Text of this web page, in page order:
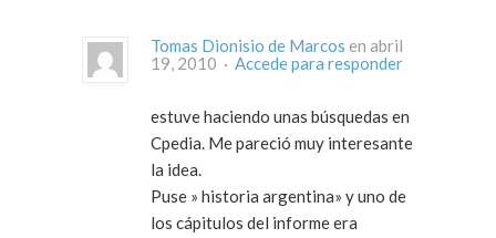
Tomas Dionisio de Marcos en abril
19, 2010 · Accede para responder
estuve haciendo unas búsquedas en
Cpedia. Me pareció muy interesante
la idea.
Puse » historia argentina» y uno de
los cápitulos del informe era